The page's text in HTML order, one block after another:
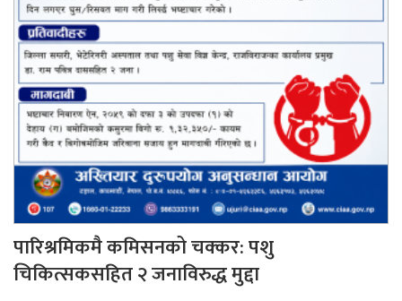
पारिश्रमिकमै कमिसनको चक्कर: पशु
चिकित्सकसहित २ जनाविरुद्ध मुद्दा